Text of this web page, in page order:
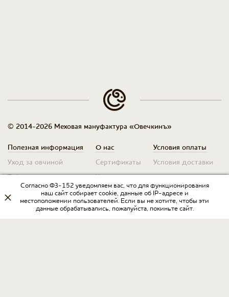
© 2014-2026 Меховая мануфактура «Овечкинъ»
Полезная информация
Уход за овчиной
Таблица размеров
О нас
Сертификаты
Контакты
Условия оплаты
Условия доставки
Оплата для юр. лиц
Условия возврата
Оптовикам
Договор оферты
Согласно ФЗ-152 уведомляем вас, что для функционирования
наш сайт собирает cookie, данные об IP-адресе и
местоположении пользователей. Если вы не хотите, чтобы эти
данные обрабатывались, пожалуйста, покиньте сайт.